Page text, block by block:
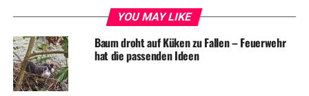
Um weitere Informationen sammeln zu können, wurde
auch eine Person in einem Motorboot auf dem
Harkortsee befragt. Diese gab an, dass eine Segelschule
vor wenigen Minuten angeblich eine Übung mit einem
leeren Boot auf dem See durchgeführt habe.
YOU MAY LIKE
Baum droht auf Küken zu Fallen – Feuerwehr
hat die passenden Ideen